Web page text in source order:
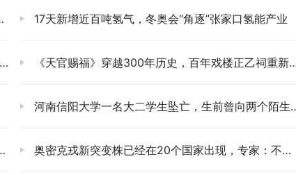
17天新增近百吨氢气，冬奥会“角逐”张家口氢能产业
《天官赐福》穿越300年历史，百年戏楼正乙祠重新开放，为“会馆有戏”增光添彩
河南信阳大学一名大二学生坠亡，生前曾向两个陌生人进行了四次转账共计2万
奥密克戎新突变株已经在20个国家出现，专家：不能放松要警惕！